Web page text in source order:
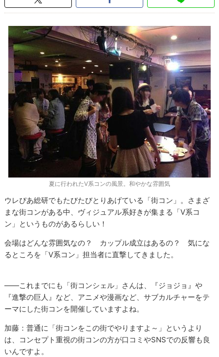
夏に行われたV系コンの風景。和やかな雰囲気
ウレぴあ総研でもたびたびとりあげている「街コン」。さまざ
まな街コンがある中、ヴィジュアル系好きが集まる「V系コ
ン」というものがあるらしい！
会場はどんな雰囲気なの？ カップル成立はあるの？ 気にな
るところを「V系コン」担当者に直撃してきました。
――これまでにも「街コンシェル」さんは、『ジョジョ』や
『進撃の巨人』など、アニメや漫画など、サブカルチャーをテ
ーマにした街コンを開催していますよね。
加藤：普通に「街コンをこの街でやりますよ～」というより
は、コンセプト重視の街コンの方が口コミやSNSでの反響も良
いんですよ。